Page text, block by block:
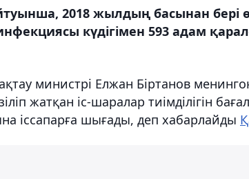
2018 жылдың басынан бері
күдігімен 593 адам
министрі Елжан Біртанов
жатқан іс-шаралар тиімділігін
іссапарға шығады, деп хабарлайды